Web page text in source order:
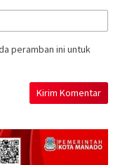
peramban ini untuk